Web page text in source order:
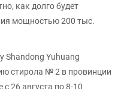
как долго будет
мощностью 200 тыс.
Shandong Yuhuang
стирола № 2 в провинции
26 августа по 8-10